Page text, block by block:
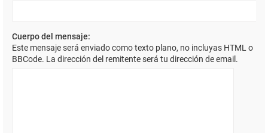
Cuerpo del mensaje:
Este mensaje será enviado como texto plano, no incluyas HTML o
BBCode. La dirección del remitente será tu dirección de email.